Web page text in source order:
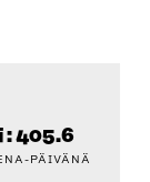
405.6
PÄIVÄNÄ